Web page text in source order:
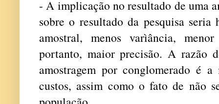
- A implicação no resultado de uma
sobre o resultado da pesquisa seria
amostral, menos varìância,
portanto, maior precisão. A razão
amostragem por conglomerado é a
custos, assim como o fato de não